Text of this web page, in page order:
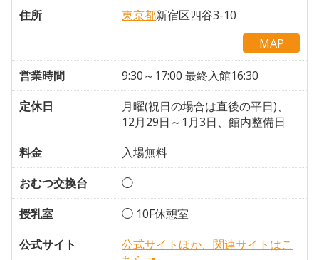
住所
東京都新宿区四谷3-10
MAP
営業時間
9:30～17:00 最終入館16:30
定休日
月曜(祝日の場合は直後の平日)、
12月29日～1月3日、館内整備日
料金
入場無料
おむつ交換台
◯
授乳室
◯ 10F休憩室
公式サイト
公式サイトほか、関連サイトはこ